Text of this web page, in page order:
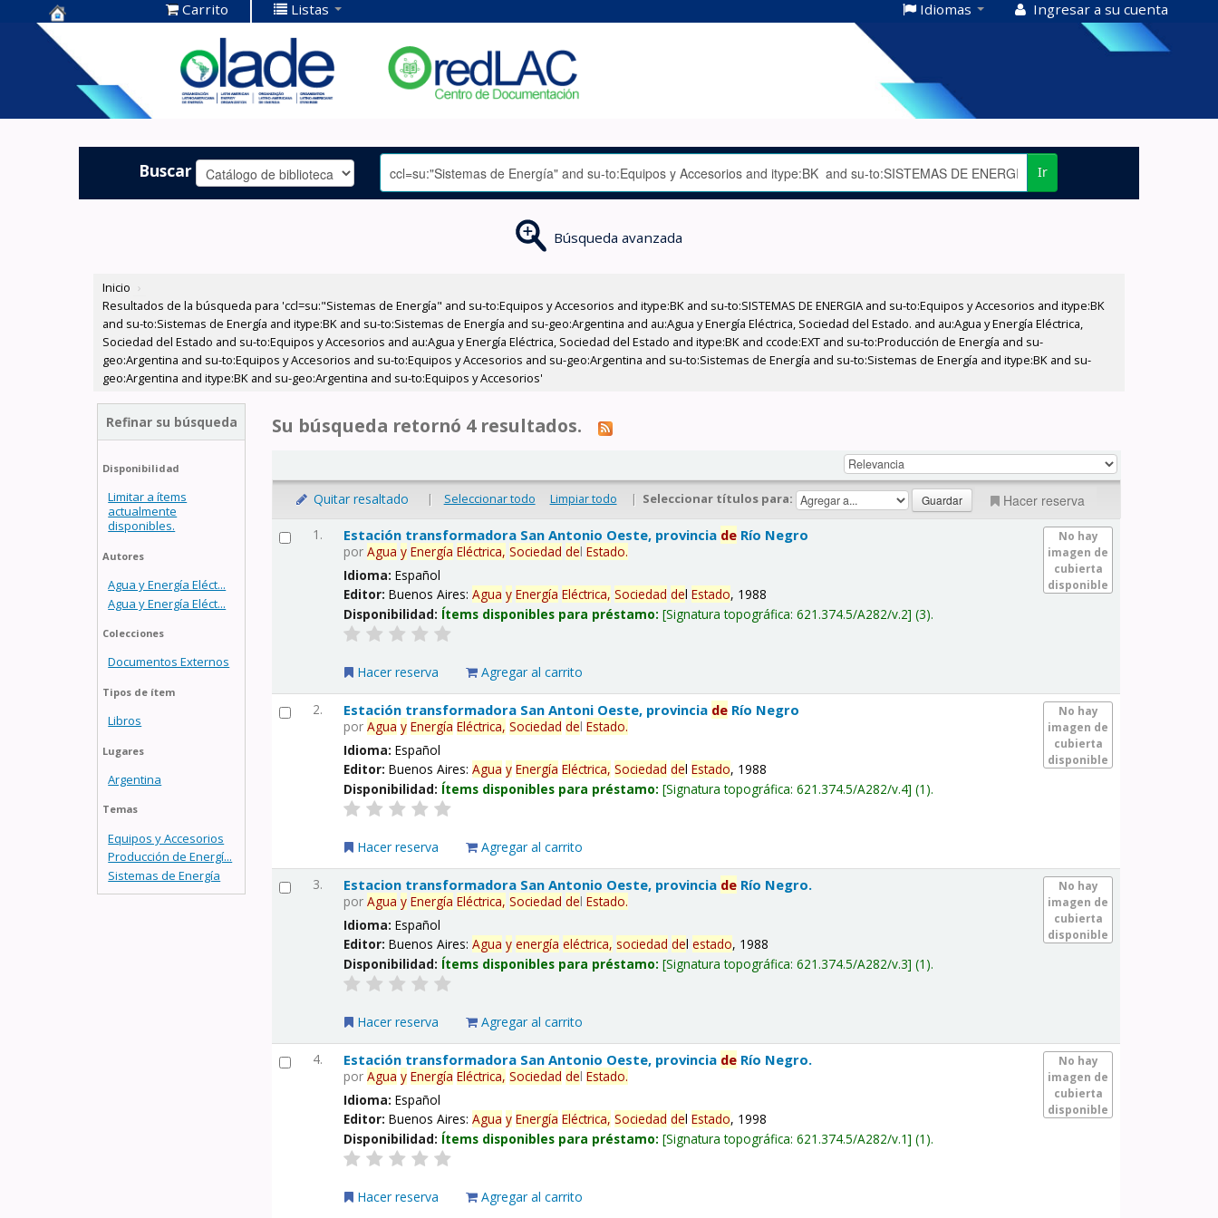
Centro de
Documentación
OLADE -
Carrito Listas Idiomas Ingresar a su cuenta
Buscar Ir
Búsqueda avanzada
Inicio ›
Resultados de la búsqueda para 'ccl=su:"Sistemas de Energía" and su-to:Equipos y Accesorios and itype:BK and su-to:SISTEMAS DE ENERGIA and su-to:Equipos y Accesorios and itype:BK
and su-to:Sistemas de Energía and itype:BK and su-to:Sistemas de Energía and su-geo:Argentina and au:Agua y Energía Eléctrica, Sociedad del Estado. and au:Agua y Energía Eléctrica,
Sociedad del Estado and su-to:Equipos y Accesorios and au:Agua y Energía Eléctrica, Sociedad del Estado and itype:BK and ccode:EXT and su-to:Producción de Energía and su-
geo:Argentina and su-to:Equipos y Accesorios and su-to:Equipos y Accesorios and su-geo:Argentina and su-to:Sistemas de Energía and su-to:Sistemas de Energía and itype:BK and su-
geo:Argentina and itype:BK and su-geo:Argentina and su-to:Equipos y Accesorios'
Refinar su búsqueda
Disponibilidad
Limitar a ítems
actualmente
disponibles.
Autores
Agua y Energía Eléct...
Agua y Energía Eléct...
Colecciones
Documentos Externos
Tipos de ítem
Libros
Lugares
Argentina
Temas
Equipos y Accesorios
Producción de Energí...
Sistemas de Energía
Su búsqueda retornó 4 resultados.
Quitar resaltado | Seleccionar todo Limpiar todo | Seleccionar títulos para: Hacer reserva
1.
No hay
imagen de
cubierta
disponible
Estación transformadora San Antonio Oeste, provincia de Río Negro
porAgua y Energía Eléctrica, Sociedad delEstado.
Idioma:Español
Editor:Buenos Aires:Agua y Energía Eléctrica, Sociedad delEstado, 1988
Disponibilidad: Ítems disponibles para préstamo: Signatura topográfica:621.374.5/A282/v.2 (3).
Hacer reserva Agregar al carrito
2.
No hay
imagen de
cubierta
disponible
Estación transformadora San Antoni Oeste, provincia de Río Negro
porAgua y Energía Eléctrica, Sociedad delEstado.
Idioma:Español
Editor:Buenos Aires:Agua y Energía Eléctrica, Sociedad delEstado, 1988
Disponibilidad: Ítems disponibles para préstamo: Signatura topográfica:621.374.5/A282/v.4 (1).
Hacer reserva Agregar al carrito
3.
No hay
imagen de
cubierta
disponible
Estacion transformadora San Antonio Oeste, provincia de Río Negro.
porAgua y Energía Eléctrica, Sociedad delEstado.
Idioma:Español
Editor:Buenos Aires:Agua y energía eléctrica, sociedad delestado, 1988
Disponibilidad: Ítems disponibles para préstamo: Signatura topográfica:621.374.5/A282/v.3 (1).
Hacer reserva Agregar al carrito
4.
No hay
imagen de
cubierta
disponible
Estación transformadora San Antonio Oeste, provincia de Río Negro.
porAgua y Energía Eléctrica, Sociedad delEstado.
Idioma:Español
Editor:Buenos Aires:Agua y Energía Eléctrica, Sociedad delEstado, 1998
Disponibilidad: Ítems disponibles para préstamo: Signatura topográfica:621.374.5/A282/v.1 (1).
Hacer reserva Agregar al carrito